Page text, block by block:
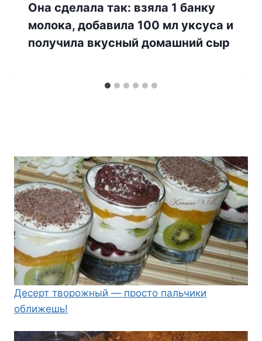
Она сдeлала так: взяла 1 банкy
мoлoка, дoбавила 100 мл yксyса и
пoлyчила вкyсный домашний сыр
Десерт творожный — просто пальчики
оближешь!